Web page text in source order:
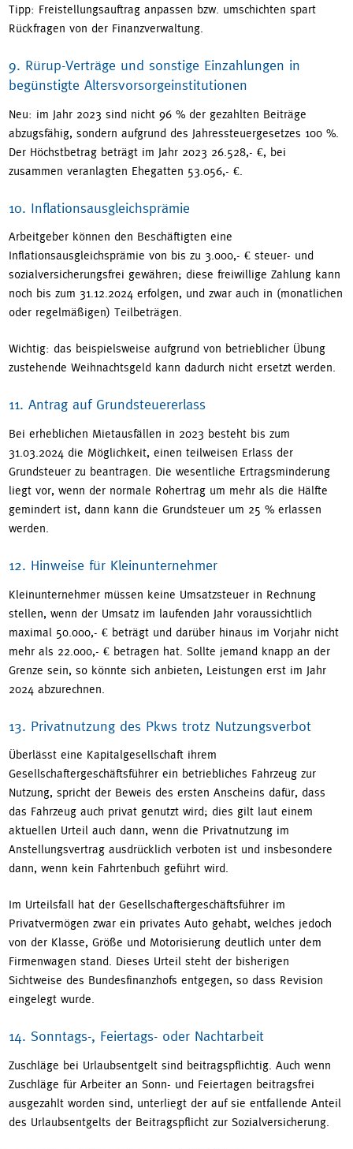
Tipp: Freistellungsauftrag anpassen bzw. umschichten spart
Rückfragen von der Finanzverwaltung.
9. Rürup-Verträge und sonstige Einzahlungen in
begünstigte Altersvorsorgeinstitutionen
Neu: im Jahr 2023 sind nicht 96 % der gezahlten Beiträge
abzugsfähig, sondern aufgrund des Jahressteuergesetzes 100 %.
Der Höchstbetrag beträgt im Jahr 2023 26.528,- €, bei
zusammen veranlagten Ehegatten 53.056,- €.
10. Inflationsausgleichsprämie
Arbeitgeber können den Beschäftigten eine
Inflationsausgleichsprämie von bis zu 3.000,- € steuer- und
sozialversicherungsfrei gewähren; diese freiwillige Zahlung kann
noch bis zum 31.12.2024 erfolgen, und zwar auch in (monatlichen
oder regelmäßigen) Teilbeträgen.
Wichtig: das beispielsweise aufgrund von betrieblicher Übung
zustehende Weihnachtsgeld kann dadurch nicht ersetzt werden.
11. Antrag auf Grundsteuererlass
Bei erheblichen Mietausfällen in 2023 besteht bis zum
31.03.2024 die Möglichkeit, einen teilweisen Erlass der
Grundsteuer zu beantragen. Die wesentliche Ertragsminderung
liegt vor, wenn der normale Rohertrag um mehr als die Hälfte
gemindert ist, dann kann die Grundsteuer um 25 % erlassen
werden.
12. Hinweise für Kleinunternehmer
Kleinunternehmer müssen keine Umsatzsteuer in Rechnung
stellen, wenn der Umsatz im laufenden Jahr voraussichtlich
maximal 50.000,- € beträgt und darüber hinaus im Vorjahr nicht
mehr als 22.000,- € betragen hat. Sollte jemand knapp an der
Grenze sein, so könnte sich anbieten, Leistungen erst im Jahr
2024 abzurechnen.
13. Privatnutzung des Pkws trotz Nutzungsverbot
Überlässt eine Kapitalgesellschaft ihrem
Gesellschaftergeschäftsführer ein betriebliches Fahrzeug zur
Nutzung, spricht der Beweis des ersten Anscheins dafür, dass
das Fahrzeug auch privat genutzt wird; dies gilt laut einem
aktuellen Urteil auch dann, wenn die Privatnutzung im
Anstellungsvertrag ausdrücklich verboten ist und insbesondere
dann, wenn kein Fahrtenbuch geführt wird.
Im Urteilsfall hat der Gesellschaftergeschäftsführer im
Privatvermögen zwar ein privates Auto gehabt, welches jedoch
von der Klasse, Größe und Motorisierung deutlich unter dem
Firmenwagen stand. Dieses Urteil steht der bisherigen
Sichtweise des Bundesfinanzhofs entgegen, so dass Revision
eingelegt wurde.
14. Sonntags-, Feiertags- oder Nachtarbeit
Zuschläge bei Urlaubsentgelt sind beitragspflichtig. Auch wenn
Zuschläge für Arbeiter an Sonn- und Feiertagen beitragsfrei
ausgezahlt worden sind, unterliegt der auf sie entfallende Anteil
des Urlaubsentgelts der Beitragspflicht zur Sozialversicherung.